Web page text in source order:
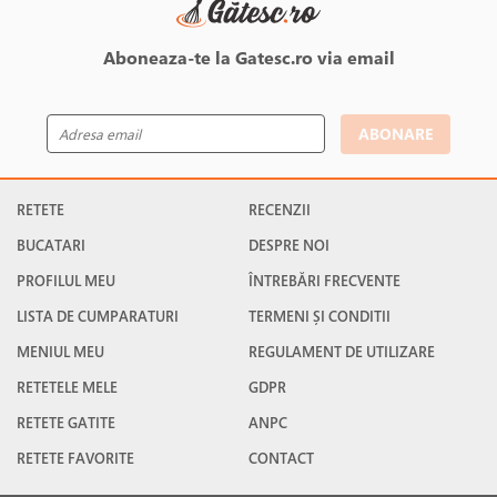
Aboneaza-te la Gatesc.ro via email
ABONARE
RETETE
BUCATARI
PROFILUL MEU
LISTA DE CUMPARATURI
MENIUL MEU
RETETELE MELE
RETETE GATITE
RETETE FAVORITE
RECENZII
DESPRE NOI
ÎNTREBĂRI FRECVENTE
TERMENI ȘI CONDITII
REGULAMENT DE UTILIZARE
GDPR
ANPC
CONTACT